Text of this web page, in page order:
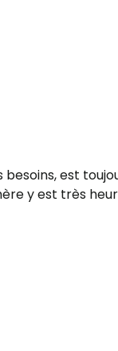
est
y est très